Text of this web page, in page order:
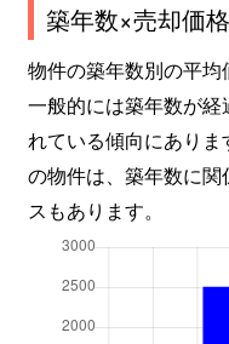
築年数×売却価格
物件の築年数別の平均
一般的には築年数が
れている傾向にあり
の物件は、築年数に
スもあります。